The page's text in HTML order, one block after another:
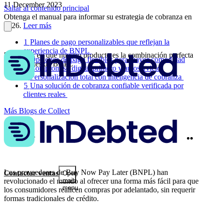
Saltar al contenido principal
Obtenga el manual para informar su estrategia de cobranza en
2026. Leer más
Contactar ventas Open
main
menu
5 maneras en que nuestro producto es la combinación perfecta
para clientes de BNPL
Los proveedores de Buy Now Pay Later (BNPL) han
revolucionado el mundo al ofrecer una forma más fácil para que
los consumidores realicen compras por adelantado, sin requerir
formas tradicionales de crédito.
11 December 2023
1 Planes de pago personalizables que reflejan la
experiencia de BNPL
2 Opciones de pago flexibles para mayor comodidad
3 Compromiso digital primero y autoservicio
4
Personalización total con inteligencia de cobranza
5 Una solución de cobranza confiable verificada por
clientes reales
Más Blogs de Collect
Compartir